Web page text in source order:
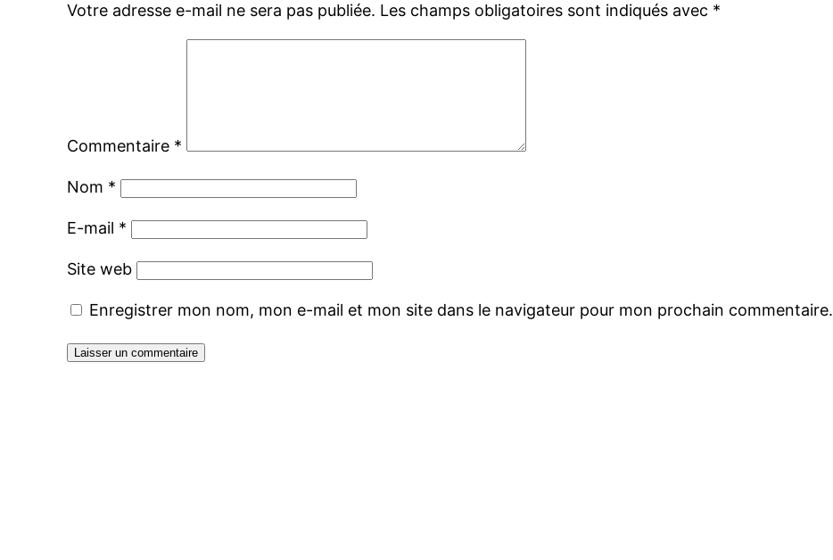
Votre adresse e-mail ne sera pas publiée. Les champs obligatoires sont indiqués avec *
Commentaire *
Nom *
E-mail *
Site web
Enregistrer mon nom, mon e-mail et mon site dans le navigateur pour mon prochain commentaire.